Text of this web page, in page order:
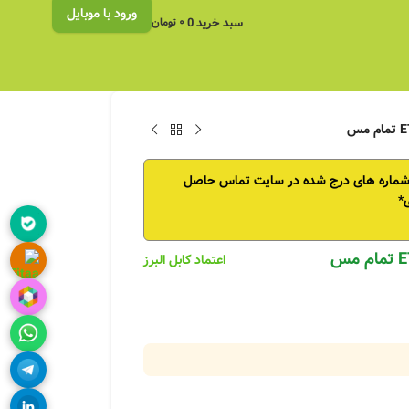
سبد خرید0۰ تومان ورود با موبایل
شماره های درج شده در سایت تماس حاصل
اعتماد کابل البرز